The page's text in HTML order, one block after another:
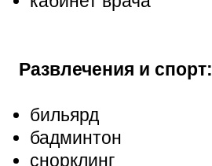
Развлечения и спорт:
бильярд
бадминтон
снорклинг